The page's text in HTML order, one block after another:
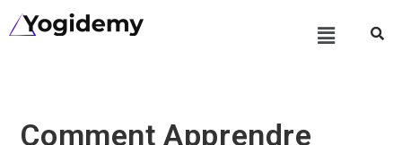
Comment Apprendre